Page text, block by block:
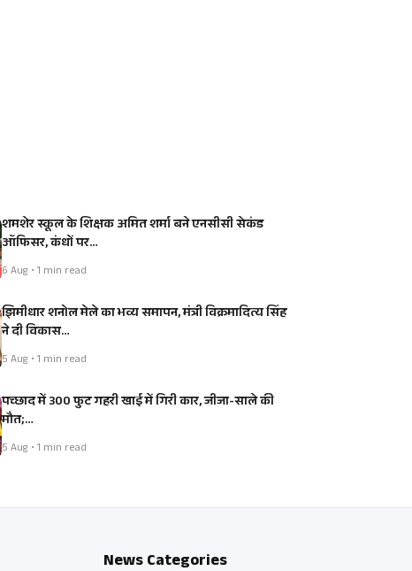
शमशेर स्कूल के शिक्षक अमित शर्मा बने एनसीसी सेकंड
ऑफिसर, कंधों पर…
6 Aug • 1 min read
झिमीधार शनोल मेले का भव्य समापन, मंत्री विक्रमादित्य सिंह
ने दी विकास…
5 Aug • 1 min read
पच्छाद में 300 फुट गहरी खाई में गिरी कार, जीजा-साले की
मौत;…
5 Aug • 1 min read
News Categories